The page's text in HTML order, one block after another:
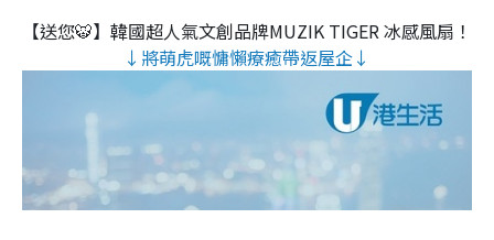
【送您🐯】韓國超人氣文創品牌MUZIK TIGER 冰感風扇！
↓將萌虎嘅慵懶療癒帶返屋企↓